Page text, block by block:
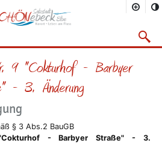
Startseite
Stadtentwicklung
Bebauungspläne
9 "Cokturhof - Barbyer
- 3. Änderung
§ 3 Abs.2 BauGB
- Barbyer Straße" - 3.